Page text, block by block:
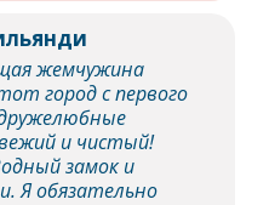
жемчужина
город с первого
и чистый!
замок и
Я обязательно